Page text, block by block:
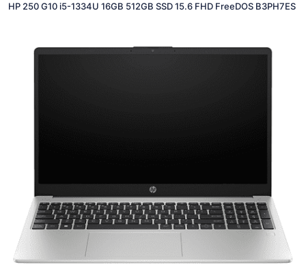
HP 250 G10 i5-1334U 16GB 512GB SSD 15.6 FHD FreeDOS B3PH7ES